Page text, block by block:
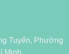
Tuyển, Phường